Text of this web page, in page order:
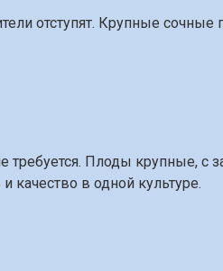
отступят. Крупные сочные
требуется. Плоды крупные,
качество в одной культуре.